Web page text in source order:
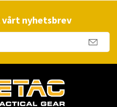
nyhetsbrev